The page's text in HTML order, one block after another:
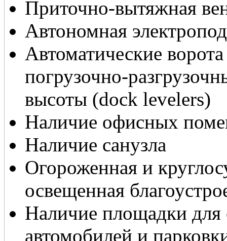
Приточно-вытяжная
Автономная
Автоматические
погрузочно-
высоты (dock levelers)
Наличие офисных
Наличие санузла
Огороженная и
освещенная
Наличие площадки для
автомобилей и